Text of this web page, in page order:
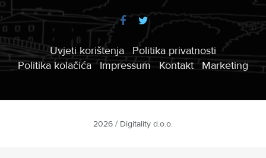
Uvjeti korištenja
Politika privatnosti
Politika kolačića
Impressum Kontakt Marketing
2026 / Digitality d.o.o.